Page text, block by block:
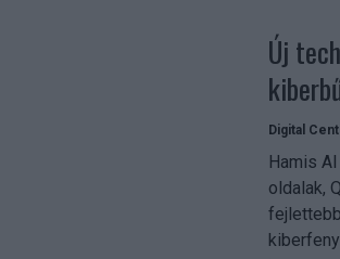
Új
Digital
Hamis
oldalak,